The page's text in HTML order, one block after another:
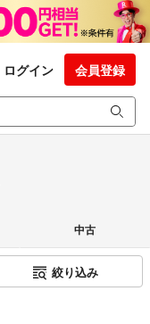
ログイン 会員登録
中古
絞り込み